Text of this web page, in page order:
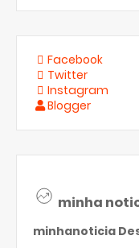
Facebook
Twitter
Instagram
Blogger
minha
minhanoticia